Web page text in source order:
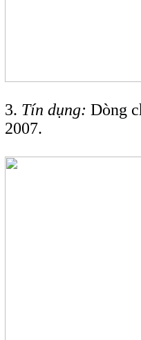
3. Tín dụng: Dòng
2007.